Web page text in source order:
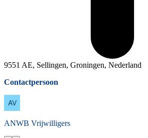
9551 AE, Sellingen, Groningen, Nederland
Contactpersoon
ANWB Vrijwilligers